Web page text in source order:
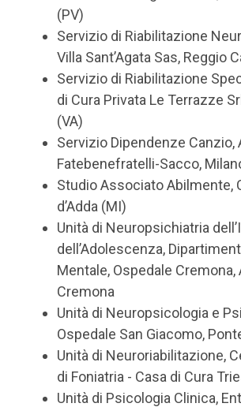
(PV)
Servizio di Riabilitazione
Villa Sant’Agata Sas, Reggio
Servizio di Riabilitazione
di Cura Privata Le Terrazze
(VA)
Servizio Dipendenze Canzio,
Fatebenefratelli-Sacco,
Studio Associato Abilmente,
d’Adda (MI)
Unità di Neuropsichiatria
dell’Adolescenza,
Mentale, Ospedale Cremona,
Cremona
Unità di Neuropsicologia e
Ospedale San Giacomo,
Unità di Neuroriabilitazione,
di Foniatria - Casa di Cura
Unità di Psicologia Clinica,